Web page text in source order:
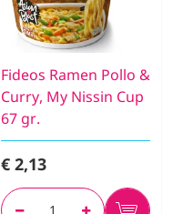
Fideos Ramen Pollo &
Curry, My Nissin Cup
67 gr.
€ 2,13